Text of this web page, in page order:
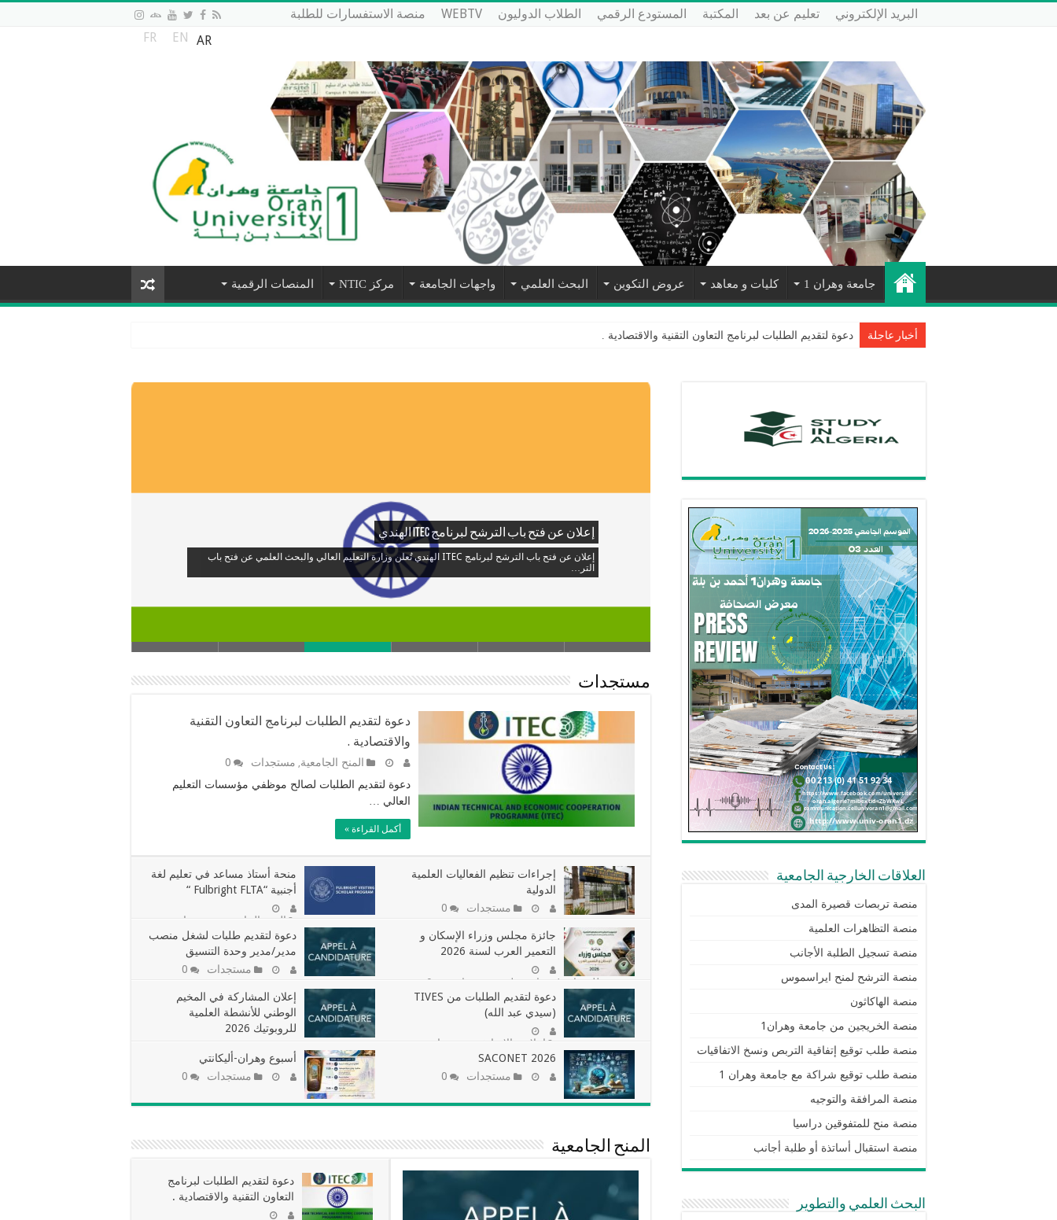
البريد الإلكتروني تعليم عن بعد المكتبة المستودع الرقمي الطلاب الدوليون WEBTV
منصة الاستفسارات للطلبة
AR
EN
FR
جامعة وهران 1 كليات و معاهد عروض التكوين البحث العلمي واجهات الجامعة مركز NTIC المنصات الرقمية
أخبار عاجلة دعوة لتقديم الطلبات لبرنامج التعاون التقنية والاقتصادية .
إعلان عن فتح باب الترشح لبرنامج ITEC الهندي
إعلان عن فتح باب الترشح لبرنامج ITEC الهندي تُعلن وزارة التعليم العالي والبحث العلمي عن فتح باب
التر…
مستجدات
دعوة لتقديم الطلبات لبرنامج التعاون التقنية
والاقتصادية .
المنح الجامعية, مستجدات
0
دعوة لتقديم الطلبات لصالح موظفي مؤسسات التعليم
العالي …
أكمل القراءة »
إجراءات تنظيم الفعاليات العلمية
الدولية
مستجدات
0
منحة أستاذ مساعد في تعليم لغة
أجنبية “Fulbright FLTA “
المنح الجامعية
مستجدات
جائزة مجلس وزراء الإسكان و
التعمير العرب لسنة 2026
دعوة للمشاريع/ جوائز دولية مستجدات 0
دعوة لتقديم طلبات لشغل منصب
مدير/مدير وحدة التنسيق
مستجدات
0
دعوة لتقديم الطلبات من TIVES
(سيدي عبد الله)
اعلان : الاساتذة
مستجدات
0
إعلان المشاركة في المخيم
الوطني للأنشطة العلمية
للروبوتيك 2026
SACONET 2026
مستجدات
0
أسبوع وهران-أليكانتي
مستجدات
0
المنح الجامعية
دعوة لتقديم الطلبات لبرنامج
التعاون التقنية والاقتصادية .
العلاقات الخارجية الجامعية
منصة تربصات قصيرة المدى
منصة التظاهرات العلمية
منصة تسجيل الطلبة الأجانب
منصة الترشح لمنح ايراسموس
منصة الهاكاثون
منصة الخريجين من جامعة وهران1
منصة طلب توقيع إتفاقية التربص ونسخ الاتفاقيات
منصة طلب توقيع شراكة مع جامعة وهران 1
منصة المرافقة والتوجيه
منصة منح للمتفوقين دراسيا
منصة استقبال أساتذة أو طلبة أجانب
البحث العلمي والتطوير